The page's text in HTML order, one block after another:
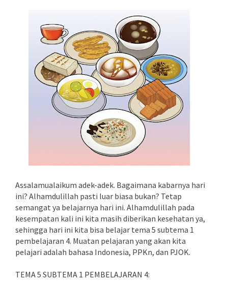
Assalamualaikum adek-adek. Bagaimana kabarnya hari
ini? Alhamdulillah pasti luar biasa bukan? Tetap
semangat ya belajarnya hari ini. Alhamdulillah pada
kesempatan kali ini kita masih diberikan kesehatan ya,
sehingga hari ini kita bisa belajar tema 5 subtema 1
pembelajaran 4. Muatan pelajaran yang akan kita
pelajari adalah bahasa Indonesia, PPKn, dan PJOK.
TEMA 5 SUBTEMA 1 PEMBELAJARAN 4: